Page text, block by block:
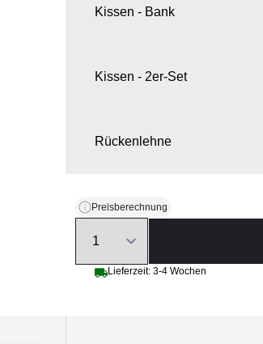
Kissen - Bank
Kissen - 2er-Set
Rückenlehne
Bodenverankerung - 4er-Set
Filzschutz - 4er-Set
Preisberechnung
Lieferzeit: 3-4 Wochen